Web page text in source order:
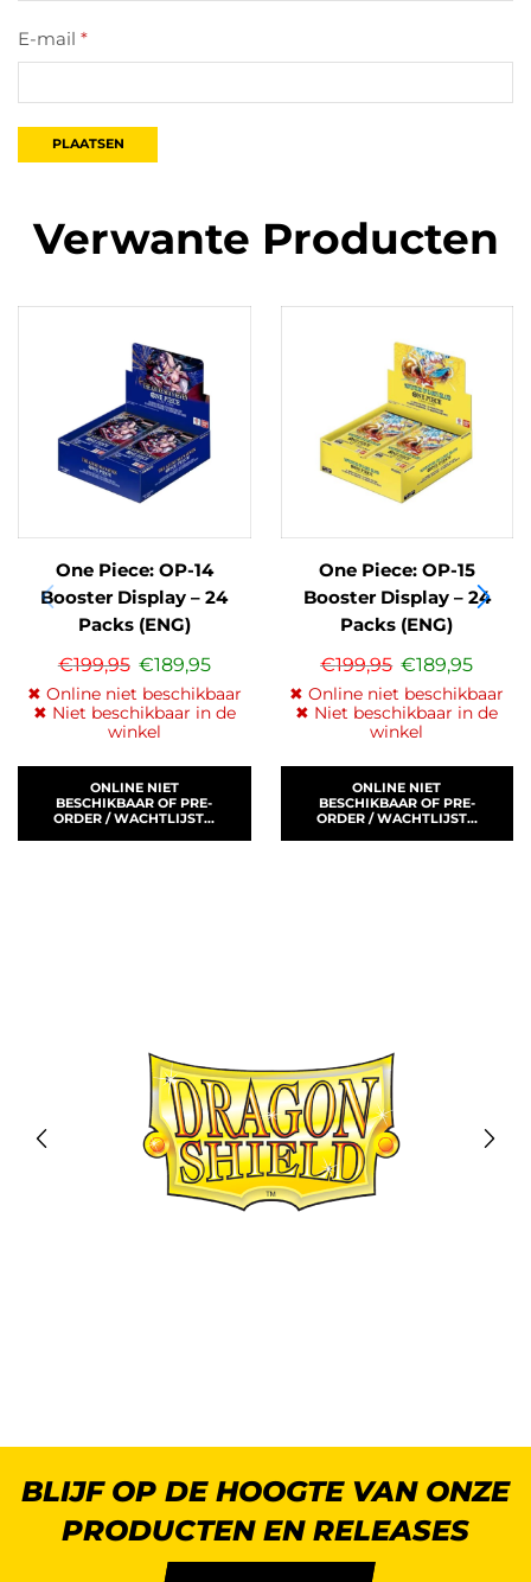
E-mail *
Verwante Producten
One Piece: OP-14
Booster Display – 24
Packs (ENG)
€199,95 €189,95
✖ Online niet beschikbaar
✖ Niet beschikbaar in de
winkel
ONLINE NIET
BESCHIKBAAR OF PRE-
ORDER / WACHTLIJST...
One Piece: OP-15
Booster Display – 24
Packs (ENG)
€199,95 €189,95
✖ Online niet beschikbaar
✖ Niet beschikbaar in de
winkel
ONLINE NIET
BESCHIKBAAR OF PRE-
ORDER / WACHTLIJST...
BLIJF OP DE HOOGTE VAN ONZE
PRODUCTEN EN RELEASES